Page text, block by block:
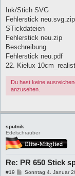
i
r
a
Ink/Stich SVG
Fehlerstick neu.svg.zip
STickdateien
Fehlerstick neu.zip
Beschreibung
Fehlerstick neu.pdf
22. Kielux
Du hast keine
anzusehen.
sputnik
Edelschrauber
Re: PR 650 Stick
#19
BSonntag 4. Januar